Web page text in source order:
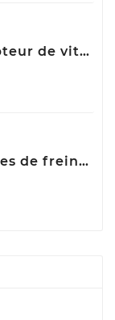
Capteur ABS (Capteur de vitesse de roue) BOSCH 0 265 007 928
Jeu de 4 plaquettes de frein ATE 13.0460-7275.2